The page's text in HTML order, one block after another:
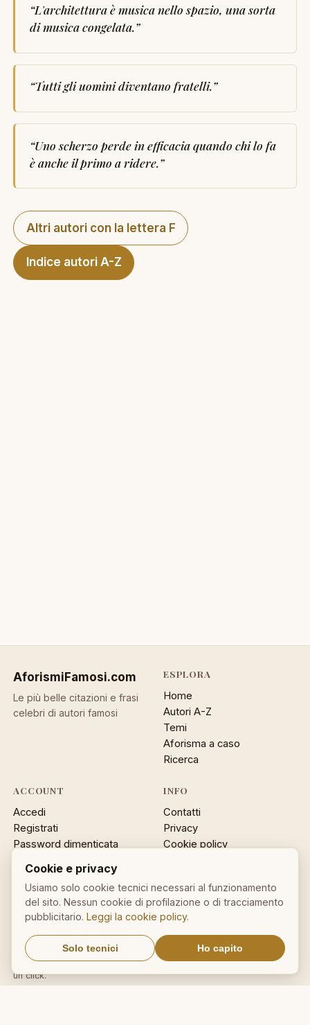
“L'architettura è musica nello spazio, una sorta
di musica congelata.”
“Tutti gli uomini diventano fratelli.”
“Uno scherzo perde in efficacia quando chi lo fa
è anche il primo a ridere.”
Altri autori con la lettera F
Indice autori A-Z
AforismiFamosi.com
Le più belle citazioni e frasi
celebri di autori famosi
ESPLORA
Home
Autori A-Z
Temi
Aforisma a caso
Ricerca
ACCOUNT
Accedi
Registrati
Password dimenticata
INFO
Contatti
Privacy
Cookie policy
NEWSLETTER
Un aforisma nella tua email
OK
Nessuno spam. Cancellati con
un click.
Cookie e privacy
Usiamo solo cookie tecnici necessari al funzionamento
del sito. Nessun cookie di profilazione o di tracciamento
pubblicitario.Leggi la cookie policy.
Solo tecnici Ho capito